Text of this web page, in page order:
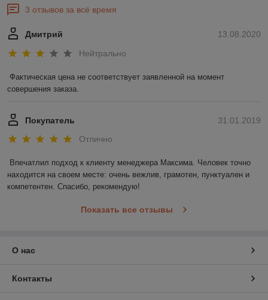
3 отзывов за всё время
13.08.2020
Дмитрий
Нейтрально
Фактическая цена не соответствует заявленной на момент
совершения заказа.
31.01.2019
Покупатель
Отлично
Впечатлил подход к клиенту менеджера Максима. Человек точно
находится на своем месте: очень вежлив, грамотен, пунктуален и
компетентен. Спасибо, рекомендую!
Показать все отзывы
О нас
Контакты